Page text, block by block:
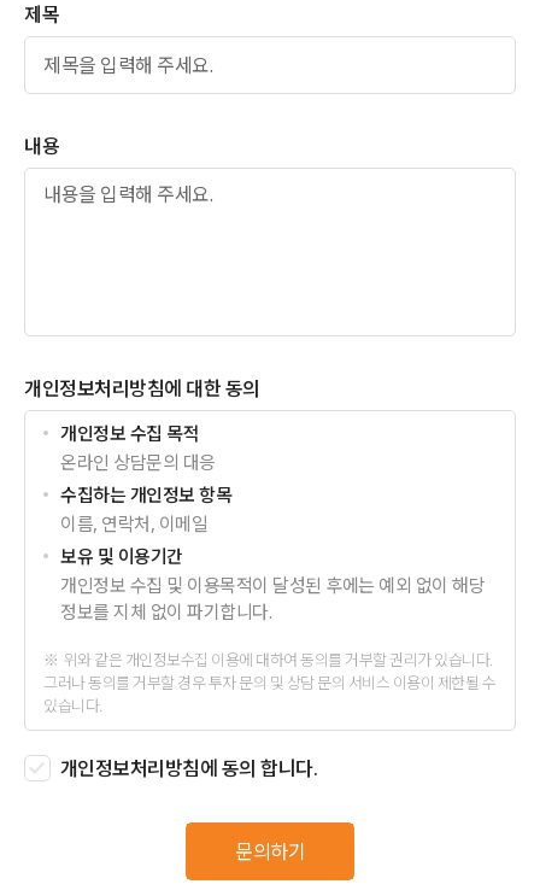
제목
내용
개인정보처리방침에 대한 동의
개인정보 수집 목적
온라인 상담문의 대응
수집하는 개인정보 항목
이름, 연락처, 이메일
보유 및 이용기간
개인정보 수집 및 이용목적이 달성된 후에는 예외 없이 해당
정보를 지체 없이 파기합니다.
위와 같은 개인정보수집 이용에 대하여 동의를 거부할 권리가 있습니다.
그러나 동의를 거부할 경우 투자 문의 및 상담 문의 서비스 이용이 제한될 수
있습니다.
개인정보처리방침에 동의 합니다.
문의하기